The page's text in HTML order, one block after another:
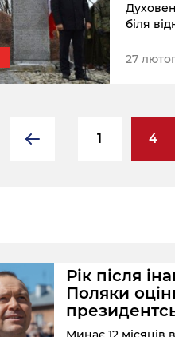
біля
27
1 4
Рік після
Поляки
подружжя